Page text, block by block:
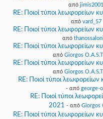
από jimis2001
RE: Ποιοί τύποι λεωφορείων
από vard_57
RE: Ποιοί τύποι λεωφορείων
από
RE: Ποιοί τύποι λεωφορείων
από Giorgos
RE: Ποιοί τύποι λεωφορείων
από Giorgos
RE: Ποιοί τύποι
- από george-
RE: Ποιοί τύποι
2021 - από Giorgos
RE: Ποιοί τύποι λεωφορείων